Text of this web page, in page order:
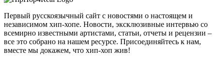
Первый русскоязычный сайт с новостями о настоящем и
независимом хип-хопе. Новости, эксклюзивные интервью со
всемирно известными артистами, статьи, отчеты и рецензии –
все это собрано на нашем ресурсе. Присоединяйтесь к нам,
вместе мы докажем, что хип-хоп жив!